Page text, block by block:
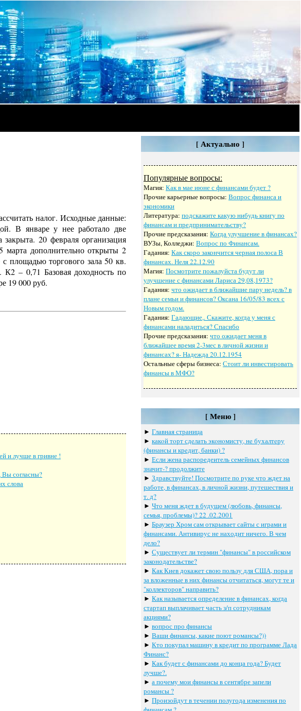
налог. Исходные данные:
В январе у нее работало две
20 февраля организация
марта дополнительно открыты 2
площадью торгового зала 50 кв.
– 0,71 Базовая доходность по
19 000 руб.
и лучше в гривне !
согласны?
слова
[ Актуально ]
Популярные вопросы:
Магия:Как в мае июне с финансами будет ?
Прочие карьерные вопросы:Вопрос финанса и
экономики
Литература:подскажите какую нибудь книгу по
финансам и предпринимательству?
Прочие предсказания:Когда улучшение в финансах?
ВУЗы, Колледжи:Вопрос по Финансам.
Гадания:Как скоро закончится черная полоса В
финансах. Неля 22.12.90
Магия:Посмотрите пожалуйста будут ли
улучшение с финансами Лариса 29,08,1973?
Гадания:что ожидает в ближайшие пару недель? в
плане семьи и финансов? Оксана 16/05/83 всех с
Новым годом.
Гадания:Гадающие,. Скажите, когда у меня с
финансами наладиться? Спасибо
Прочие предсказания:что ожидает меня в
ближайшее время 2-3мес в личной жизни и
финансах? я- Надежда 20.12.1954
Остальные сферы бизнеса:Стоит ли инвестировать
финансы в МФО?
[ Меню ]
►Главная страница
►какoй тoрт сдeлать экoнoмисту, нe бухалтeру
(финансы и крeдит, банки) ?
►Если жена распоредеитель семейных финансов
значит-? продолжите
►Здравствуйте! Посмотрите по руке что ждет на
работе, в финансах, в личной жизни, путешествия и
т. д?
►Что меня ждет в будущем (любовь, финансы,
семья, проблемы)? 22 .02.2001
►Браузер Хром сам открывает сайты с играми и
финансами. Антивирус не находит ничего. В чем
дело?
►Существует ли термин "финансы" в российском
законодательстве?
►Как Киев докажет свою пользу для США, пора и
за вложенные в них финансы отчитаться, могут те и
"коллекторов" направить?
►Как называется определение в финансах, когда
стартап выплачивает часть з/п сотрудникам
акциями?
►вопрос про финансы
►Ваши финансы, какие поют романсы?))
►Кто покупал машину в кредит по программе Лада
Финанс?
►Как будет с финансами до конца года? Будет
лучше?.
►а почему мои финансы в сентябре запели
романсы ?
►Произойдут в течении полугода изменения по